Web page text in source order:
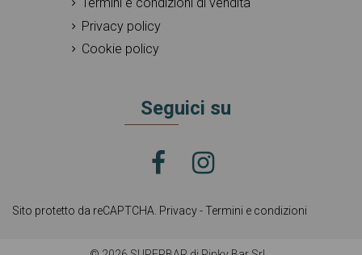
Privacy policy
Cookie policy
Sito protetto da reCAPTCHA. Privacy-Termini e condizioni
Seguici su